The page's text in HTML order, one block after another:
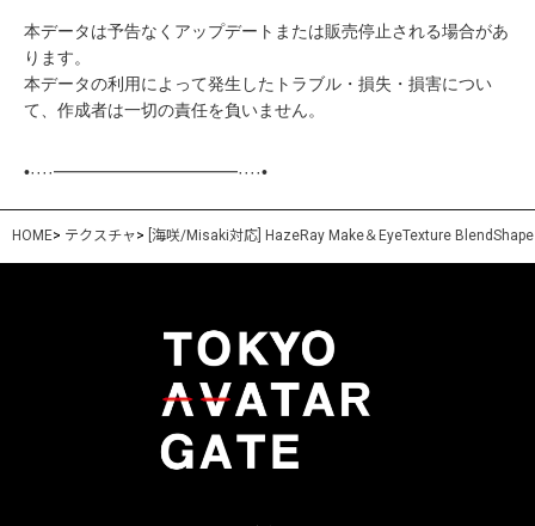
本データは予告なくアップデートまたは販売停止される場合があ
ります。
本データの利用によって発生したトラブル・損失・損害につい
て、作成者は一切の責任を負いません。
•····━━━━━━━━━━━····•
HOME> テクスチャ> [海咲/Misaki対応] HazeRay Make＆EyeTexture